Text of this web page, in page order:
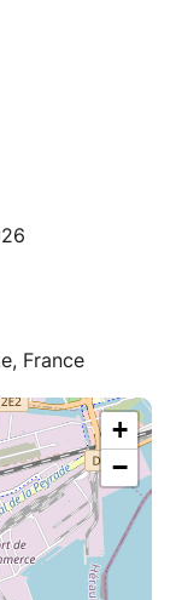
France
+
−